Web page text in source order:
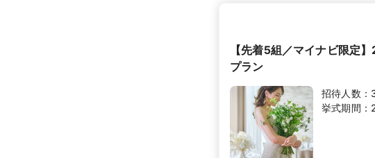
【先着5組／マイナビ限定
プラン
招待人数：
挙式期間：